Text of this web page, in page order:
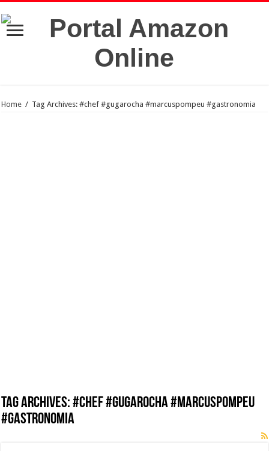
Home / Tag Archives: #chef #gugarocha #marcuspompeu #gastronomia
Tag Archives:#chef #gugarocha #marcuspompeu
#gastronomia